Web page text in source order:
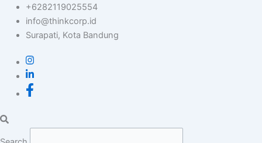
content
+6282119025554
info@thinkcorp.id
Surapati, Kota Bandung